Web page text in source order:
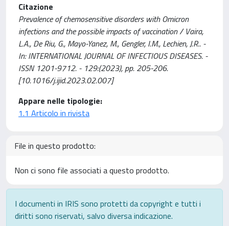
Citazione
Prevalence of chemosensitive disorders with Omicron
infections and the possible impacts of vaccination / Vaira,
L.A., De Riu, G., Mayo-Yanez, M., Gengler, I.M., Lechien, J.R.. -
In: INTERNATIONAL JOURNAL OF INFECTIOUS DISEASES. -
ISSN 1201-9712. - 129:(2023), pp. 205-206.
[10.1016/j.ijid.2023.02.007]
Appare nelle tipologie:
1.1 Articolo in rivista
File in questo prodotto:
Non ci sono file associati a questo prodotto.
I documenti in IRIS sono protetti da copyright e tutti i
diritti sono riservati, salvo diversa indicazione.